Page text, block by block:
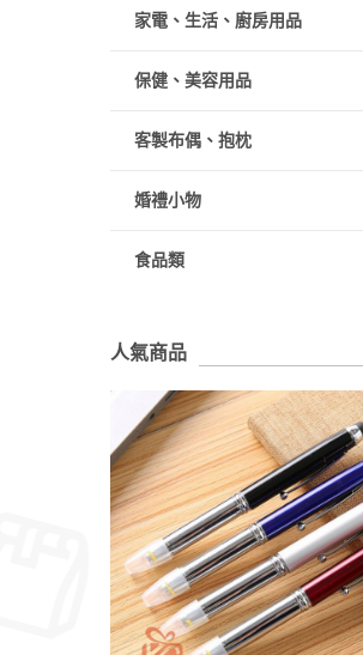
家電、生活、廚房用品
保健、美容用品
客製布偶、抱枕
婚禮小物
食品類
人氣商品